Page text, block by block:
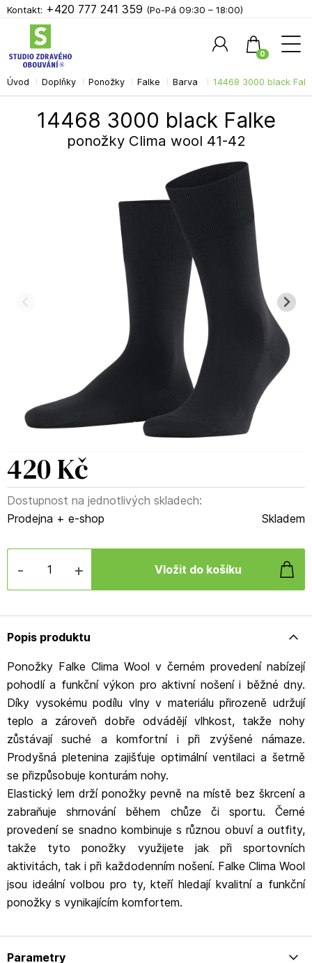
Úvod Doplňky Ponožky Falke Barva 14468 3000 black
14468 3000 black Falke
ponožky Clima wool 41-42
420 Kč
Dostupnost na jednotlivých skladech:
Prodejna + e-shop
Skladem
- +
Popis produktu
Ponožky Falke Clima Wool v černém provedení nabízejí
pohodlí a funkční výkon pro aktivní nošení i běžné dny.
Díky vysokému podílu vlny v materiálu přirozeně udržují
teplo a zároveň dobře odvádějí vlhkost, takže nohy
zůstávají suché a komfortní i při zvýšené námaze.
Prodyšná pletenina zajišťuje optimální ventilaci a šetrně
se přizpůsobuje konturám nohy.
Elastický lem drží ponožky pevně na místě bez škrcení a
zabraňuje shrnování během chůze či sportu. Černé
provedení se snadno kombinuje s různou obuví a outfity,
takže tyto ponožky využijete jak při sportovních
aktivitách, tak i při každodenním nošení. Falke Clima Wool
jsou ideální volbou pro ty, kteří hledají kvalitní a funkční
ponožky s vynikajícím komfortem.
Parametry
Kontakt: +420 777 241 359 (Po-Pá 09:30 – 18:00)
0